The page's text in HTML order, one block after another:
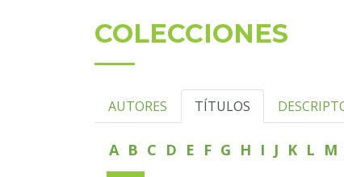
COLECCIONES
AUTORES TÍTULOS
A B C D E F G H I J K L M